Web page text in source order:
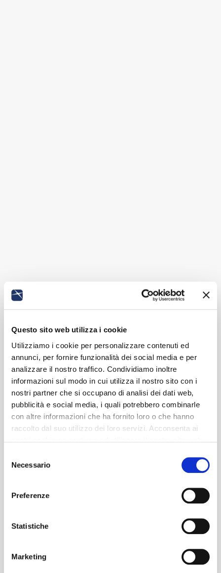
Questo sito web utilizza i cookie
Utilizziamo i cookie per personalizzare contenuti ed
annunci, per fornire funzionalità dei social media e per
analizzare il nostro traffico. Condividiamo inoltre
informazioni sul modo in cui utilizza il nostro sito con i
nostri partner che si occupano di analisi dei dati web,
pubblicità e social media, i quali potrebbero combinarle
con altre informazioni che ha fornito loro o che hanno
raccolto dal suo utilizzo dei loro servizi. Acconsenta ai
delNecessario
Preferenze
Statistiche
Marketing